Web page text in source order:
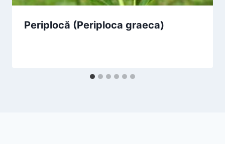
Periplocă (Periploca graeca)